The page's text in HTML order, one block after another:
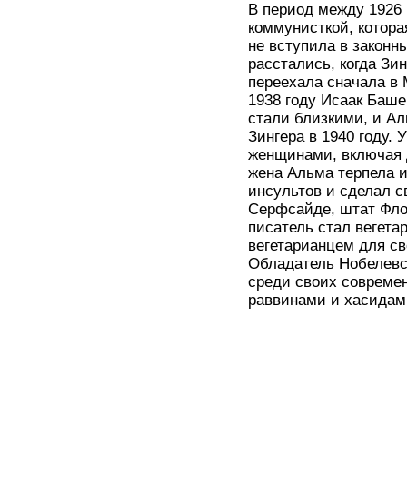
В период между
коммунисткой,
не вступила в
расстались, когда
переехала сначала
1938 году Исаак
стали близкими, и
Зингера в 1940 году.
женщинами, включая
жена Альма терпела
инсультов и сделал
Серфсайде, штат
писатель стал
вегетарианцем для
Обладатель
среди своих
раввинами и